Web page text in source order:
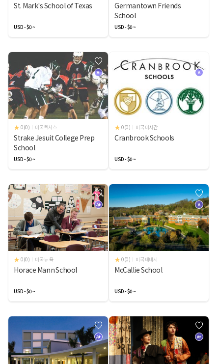
St. Mark's School of Texas
USD - $0 ~
Germantown Friends
School
USD - $0 ~
A-
0(0) 미국 텍사스
Strake Jesuit College Prep
School
USD - $0 ~
A
0(0) 미국 미시간
Cranbrook Schools
USD - $0 ~
A+
0(0) 미국 뉴 욕
Horace Mann School
USD - $0 ~
A
0(0) 미국 테네시
McCallie School
USD - $0 ~
A+ A+